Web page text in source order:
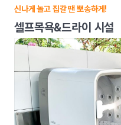
신나게 놀고 집갈 땐 뽀송하게!
셀프목욕&드라이 시설